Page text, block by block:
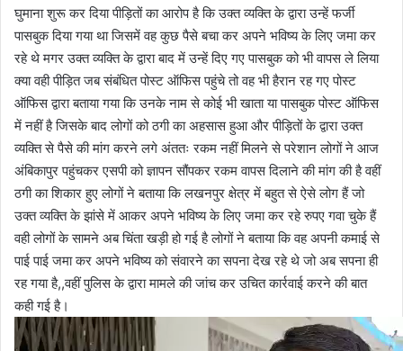
घुमाना शुरू कर दिया पीड़ितों का आरोप है कि उक्त व्यक्ति के द्वारा उन्हें फर्जी
पासबुक दिया गया था जिसमें वह कुछ पैसे बचा कर अपने भविष्य के लिए जमा कर
रहे थे मगर उक्त व्यक्ति के द्वारा बाद में उन्हें दिए गए पासबुक को भी वापस ले लिया
क्या वही पीड़ित जब संबंधित पोस्ट ऑफिस पहुंचे तो वह भी हैरान रह गए पोस्ट
ऑफिस द्वारा बताया गया कि उनके नाम से कोई भी खाता या पासबुक पोस्ट ऑफिस
में नहीं है जिसके बाद लोगों को ठगी का अहसास हुआ और पीड़ितों के द्वारा उक्त
व्यक्ति से पैसे की मांग करने लगे अंततः रकम नहीं मिलने से परेशान लोगों ने आज
अंबिकापुर पहुंचकर एसपी को ज्ञापन सौंपकर रकम वापस दिलाने की मांग की है वहीं
ठगी का शिकार हुए लोगों ने बताया कि लखनपुर क्षेत्र में बहुत से ऐसे लोग हैं जो
उक्त व्यक्ति के झांसे में आकर अपने भविष्य के लिए जमा कर रहे रुपए गवा चुके हैं
वही लोगों के सामने अब चिंता खड़ी हो गई है लोगों ने बताया कि वह अपनी कमाई से
पाई पाई जमा कर अपने भविष्य को संवारने का सपना देख रहे थे जो अब सपना ही
रह गया है,,वहीं पुलिस के द्वारा मामले की जांच कर उचित कार्रवाई करने की बात
कही गई है।